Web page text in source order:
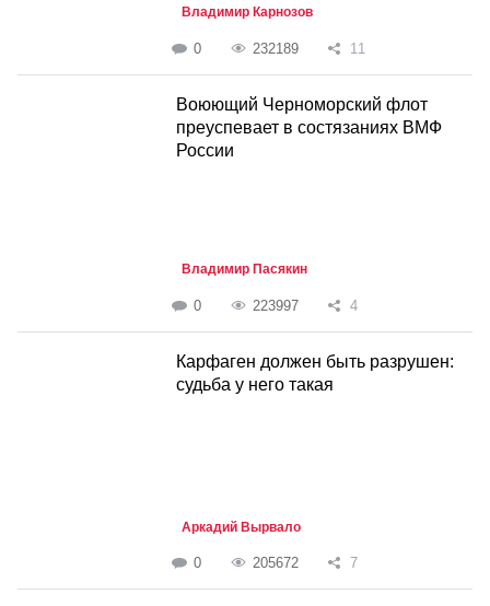
Владимир Карнозов
0 232189 11
Воюющий Черноморский флот
преуспевает в состязаниях ВМФ
России
Владимир Пасякин
0 223997 4
Карфаген должен быть разрушен:
судьба у него такая
Аркадий Вырвало
0 205672 7